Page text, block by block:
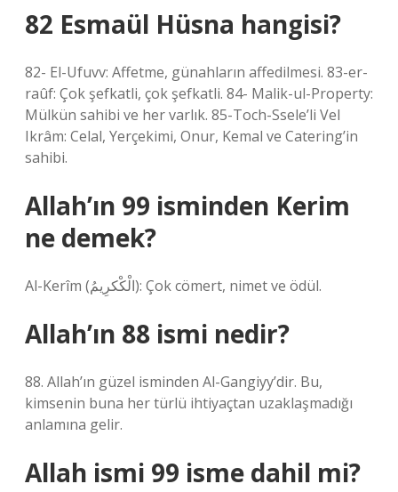
82 Esmaül Hüsna hangisi?
82- El-Ufuvv: Affetme, günahların affedilmesi. 83-er-
raûf: Çok şefkatli, çok şefkatli. 84- Malik-ul-Property:
Mülkün sahibi ve her varlık. 85-Toch-Ssele’li Vel
Ikrâm: Celal, Yerçekimi, Onur, Kemal ve Catering’in
sahibi.
Allah’ın 99 isminden Kerim
ne demek?
Al-Kerîm (الْكْكرِيمُ): Çok cömert, nimet ve ödül.
Allah’ın 88 ismi nedir?
88. Allah’ın güzel isminden Al-Gangiyy’dir. Bu,
kimsenin buna her türlü ihtiyaçtan uzaklaşmadığı
anlamına gelir.
Allah ismi 99 isme dahil mi?